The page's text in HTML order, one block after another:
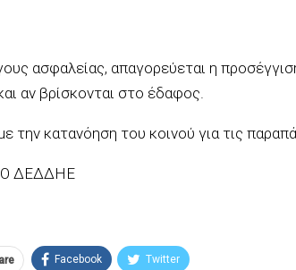
ασφαλείας, απαγορεύεται η
αν βρίσκονται στο έδαφος.
την κατανόηση του κοινού για τις
ΔΕΔΔΗΕ
Facebook Twitter